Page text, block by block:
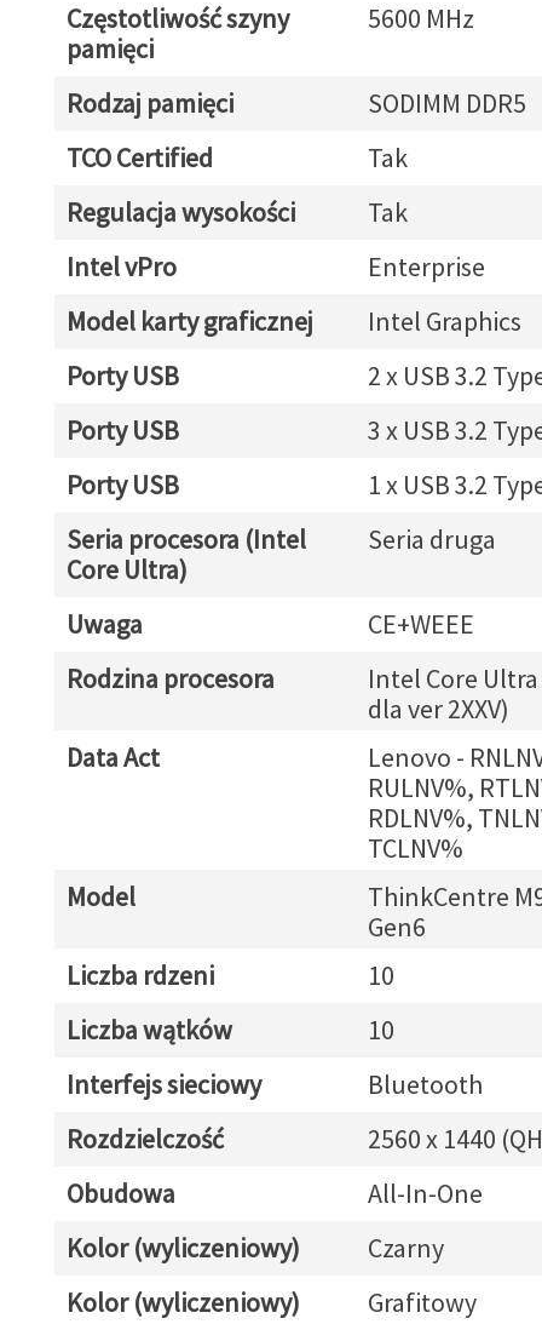
Częstotliwość szyny
pamięci
5600 MHz
Rodzaj pamięci
SODIMM DDR5
TCO Certified
Tak
Regulacja wysokości
Tak
Intel vPro
Enterprise
Model karty graficznej
Intel Graphics
Porty USB
2 x USB 3.2
Porty USB
3 x USB 3.2
Porty USB
1 x USB 3.2
Seria procesora (Intel
Core Ultra)
Seria druga
Uwaga
CE+WEEE
Rodzina procesora
Intel Core
dla ver 2XXV)
Data Act
Lenovo -
RULNV%,
RDLNV%,
TCLNV%
Model
ThinkCentre
Gen6
Liczba rdzeni
10
Liczba wątków
10
Interfejs sieciowy
Bluetooth
Rozdzielczość
2560 x 1440
Obudowa
All-In-One
Kolor (wyliczeniowy)
Czarny
Kolor (wyliczeniowy)
Grafitowy